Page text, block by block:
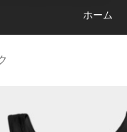
ホーム